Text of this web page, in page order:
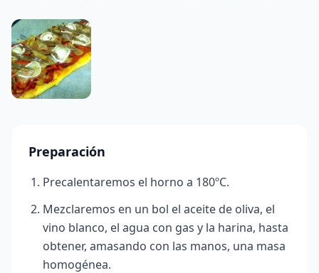
Preparación
Precalentaremos el horno a 180ºC.
Mezclaremos en un bol el aceite de oliva, el
vino blanco, el agua con gas y la harina, hasta
obtener, amasando con las manos, una masa
homogénea.